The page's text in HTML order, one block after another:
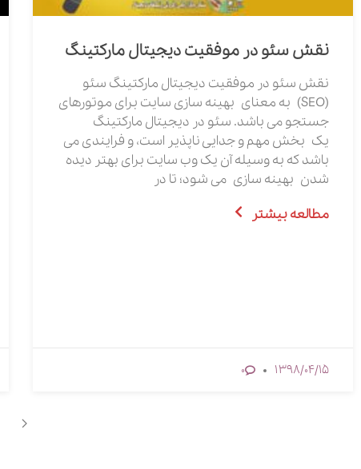
نقش سئو در موفقیت دیجیتال مارکتینگ
نقش سئو در موفقیت دیجیتال مارکتینگ سئو
(SEO) به معنای بهینه سازی سایت برای موتورهای
جستجو می باشد. سئو در دیجیتال مارکتینگ
یک بخش مهم و جدایی ناپذیر است، و فرایندی می
باشد که به وسیله آن یک وب سایت برای بهتر دیده
شدن بهینه سازی می شود؛ تا در
مطالعه بیشتر
1398/04/15
0